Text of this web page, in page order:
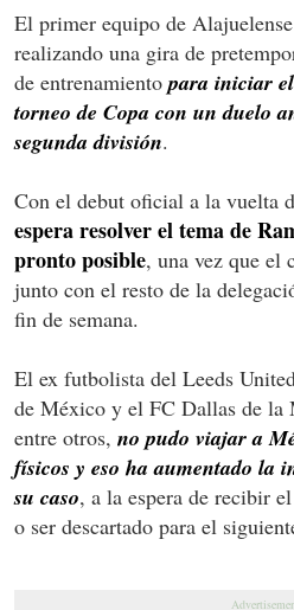
El primer equipo de
realizando una gira de
de entrenamientopara iniciar
torneo de Copa con un duelo
segunda división.
Con el debut oficial a la vuelta
espera resolver el tema de
pronto posible, una vez que el
junto con el resto de la
fin de semana.
El ex futbolista del Leeds
de México y el FC Dallas de la
entre otros, no pudo viajar a
físicos y eso ha aumentado la
su caso, a la espera de recibir
o ser descartado para el